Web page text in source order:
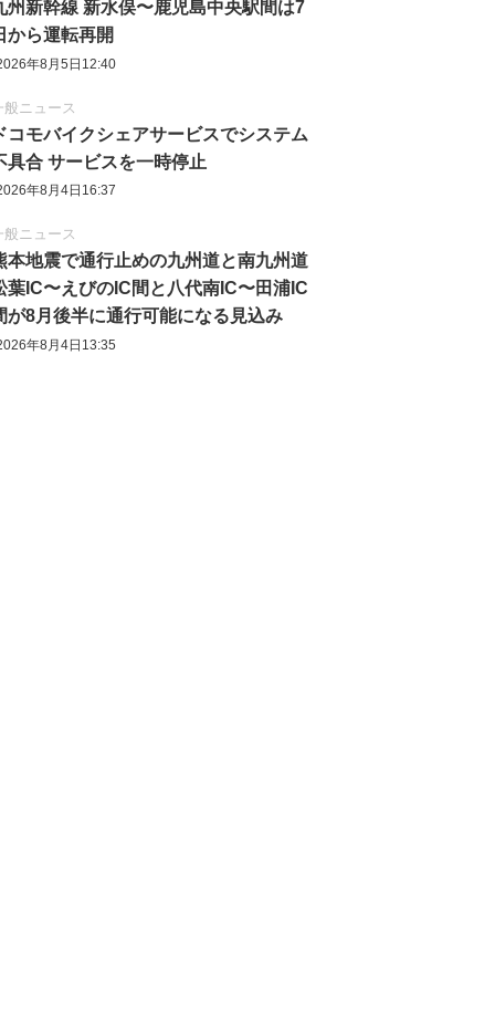
州新幹線 新水俣〜鹿児島中央駅間は7
から運転再開
年8月5日12:40
般ニュース
コモバイクシェアサービスでシステム
具合 サービスを一時停止
年8月4日16:37
般ニュース
本地震で通行止めの九州道と南九州道
葉IC〜えびのIC間と八代南IC〜田浦IC
が8月後半に通行可能になる見込み
年8月4日13:35